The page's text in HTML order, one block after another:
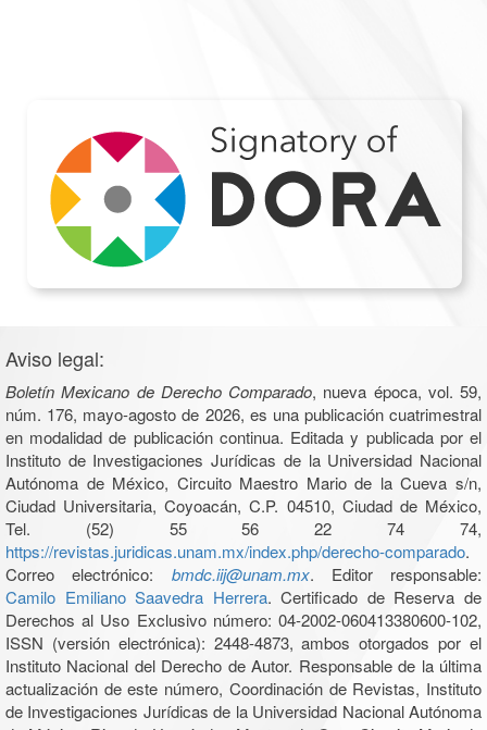
Aviso legal:
Boletín Mexicano de Derecho Comparado, nueva época, vol. 59,
núm. 176, mayo-agosto de 2026, es una publicación cuatrimestral
en modalidad de publicación continua. Editada y publicada por el
Instituto de Investigaciones Jurídicas de la Universidad Nacional
Autónoma de México, Circuito Maestro Mario de la Cueva s/n,
Ciudad Universitaria, Coyoacán, C.P. 04510, Ciudad de México,
Tel. (52) 55 56 22 74 74,
https://revistas.juridicas.unam.mx/index.php/derecho-comparado.
Correo electrónico: bmdc.iij@unam.mx. Editor responsable:
Camilo Emiliano Saavedra Herrera. Certificado de Reserva de
Derechos al Uso Exclusivo número: 04-2002-060413380600-102,
ISSN (versión electrónica): 2448-4873, ambos otorgados por el
Instituto Nacional del Derecho de Autor. Responsable de la última
actualización de este número, Coordinación de Revistas, Instituto
de Investigaciones Jurídicas de la Universidad Nacional Autónoma